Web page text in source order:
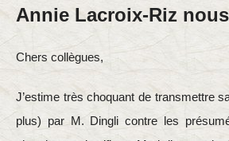
Annie Lacroix-Riz
Chers collègues,
J’estime très choquant de transmettre
plus) par M. Dingli contre les